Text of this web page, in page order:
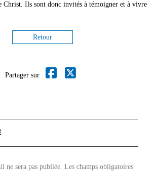
Christ. Ils sont donc invités à témoigner et à vivre
Retour
Partager sur
ne sera pas publiée. Les champs obligatoires